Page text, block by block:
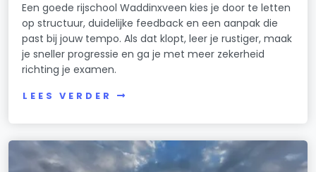
Een goede rijschool Waddinxveen kies je door te letten
op structuur, duidelijke feedback en een aanpak die
past bij jouw tempo. Als dat klopt, leer je rustiger, maak
je sneller progressie en ga je met meer zekerheid
richting je examen.
LEES VERDER